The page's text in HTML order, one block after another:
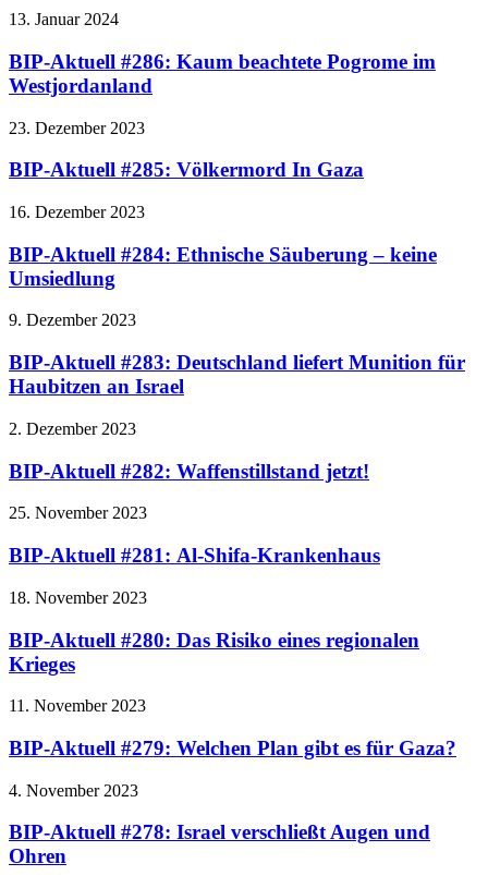
13. Januar 2024
BIP-Aktuell #286: Kaum beachtete Pogrome im
Westjordanland
23. Dezember 2023
BIP-Aktuell #285: Völkermord In Gaza
16. Dezember 2023
BIP-Aktuell #284: Ethnische Säuberung – keine
Umsiedlung
9. Dezember 2023
BIP-Aktuell #283: Deutschland liefert Munition für
Haubitzen an Israel
2. Dezember 2023
BIP-Aktuell #282: Waffenstillstand jetzt!
25. November 2023
BIP-Aktuell #281: Al-Shifa-Krankenhaus
18. November 2023
BIP-Aktuell #280: Das Risiko eines regionalen
Krieges
11. November 2023
BIP-Aktuell #279: Welchen Plan gibt es für Gaza?
4. November 2023
BIP-Aktuell #278: Israel verschließt Augen und
Ohren